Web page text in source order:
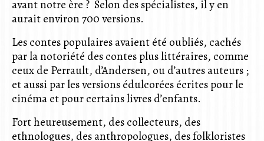
avant notre ère ? Selon des spécialistes, il y en
aurait environ 700 versions.
Les contes populaires avaient été oubliés, cachés
par la notoriété des contes plus littéraires, comme
ceux de Perrault, d’Andersen, ou d’autres auteurs ;
et aussi par les versions édulcorées écrites pour le
cinéma et pour certains livres d’enfants.
Fort heureusement, des collecteurs, des
ethnologues, des anthropologues, des folkloristes